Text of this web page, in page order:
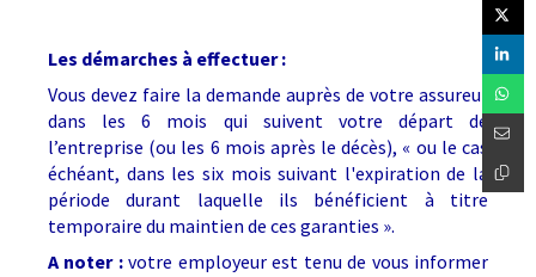
Les démarches à effectuer :
Vous devez faire la demande auprès de votre assureur
dans les 6 mois qui suivent votre départ de
l’entreprise (ou les 6 mois après le décès), « ou le cas
échéant, dans les six mois suivant l'expiration de la
période durant laquelle ils bénéficient à titre
temporaire du maintien de ces garanties ».
A noter :votre employeur est tenu de vous informer